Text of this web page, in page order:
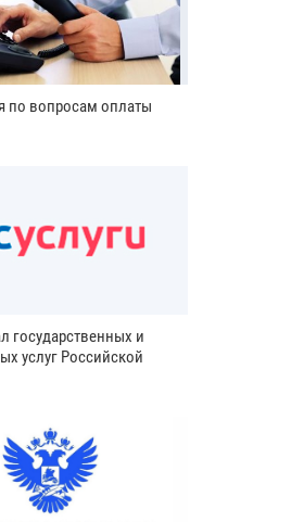
по вопросам оплаты
государственных и
услуг Российской